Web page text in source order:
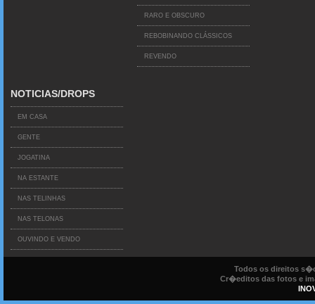
RARO E OBSCURO
REBOBINANDO CLÁSSICOS
REVENDO
NOTICIAS/DROPS
EM CASA
GENTE
JOGATINA
NA ESTANTE
NAS TELINHAS
NAS TELONAS
OUVINDO E VENDO
Todos os direitos
Cr�editos das fotos e